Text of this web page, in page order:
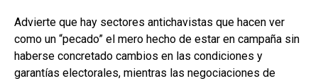
Advierte que hay sectores antichavistas que hacen ver
como un “pecado” el mero hecho de estar en campaña sin
haberse concretado cambios en las condiciones y
garantías electorales, mientras las negociaciones de